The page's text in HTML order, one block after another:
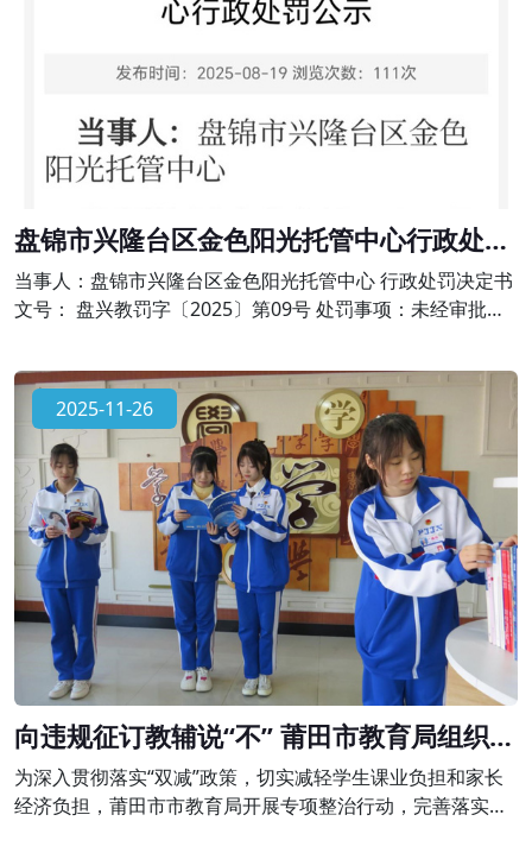
盘锦市兴隆台区金色阳光托管中心行政处罚
公示
当事人：盘锦市兴隆台区金色阳光托管中心 行政处罚决定书
文号： 盘兴教罚字〔2025〕第09号 处罚事项：未经审批擅
民共和国民办教育促进法》第六十四条、《校外培训行政处
罚暂行办法》第十七条的规定。对金色阳光托管中心作出责
令停止举办学科类培训，并予以警告;退还家长未消课费用
980元并处以2940元的罚款。
2025-11-26
向违规征订教辅说“不” 莆田市教育局组织开
展专项整治行动
为深入贯彻落实“双减”政策，切实减轻学生课业负担和家长
经济负担，莆田市市教育局开展专项整治行动，完善落实进